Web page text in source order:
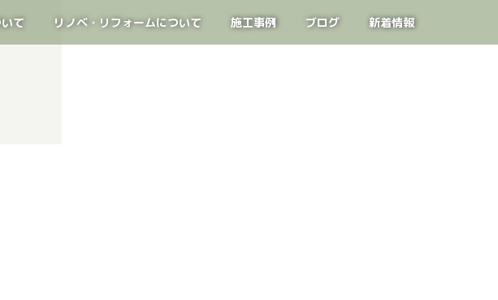
て リノベ・リフォームについて 施工事例 ブログ 新着情報